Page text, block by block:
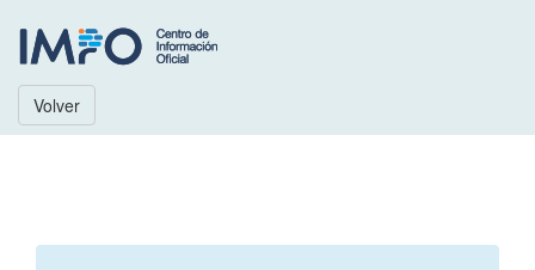
Volver